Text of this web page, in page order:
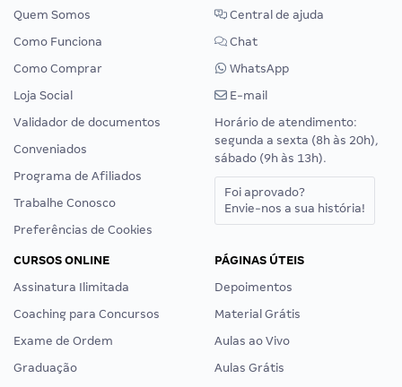
Quem Somos
Como Funciona
Como Comprar
Loja Social
Validador de documentos
Conveniados
Programa de Afiliados
Trabalhe Conosco
Preferências de Cookies
Central de ajuda
Chat
WhatsApp
E-mail
Horário de atendimento:
segunda a sexta (8h às 20h),
sábado (9h às 13h).
Foi aprovado?
Envie-nos a sua história!
CURSOS ONLINE
Assinatura Ilimitada
Coaching para Concursos
Exame de Ordem
Graduação
PÁGINAS ÚTEIS
Depoimentos
Material Grátis
Aulas ao Vivo
Aulas Grátis